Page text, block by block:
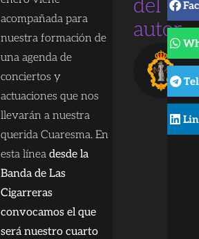
acompañada para
nuestra formación de
una agenda de
conciertos y
actuaciones que nos
llevarán a nuestra
querida Cuaresma. En
esta líneadesde la
Banda de Las
Cigarreras
convocamos el que
será nuestro cuarto
del
autor